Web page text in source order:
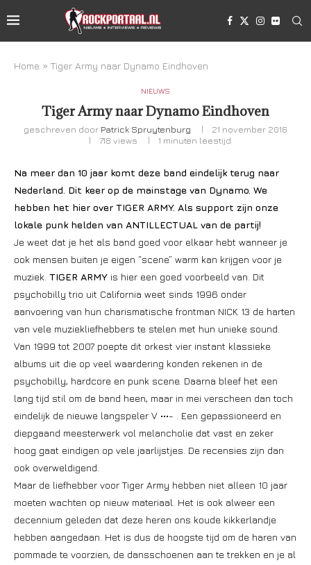
Home » Tiger Army naar Dynamo Eindhoven
NIEUWS
Tiger Army naar Dynamo Eindhoven
geschreven door Patrick Spruytenburg
21 november 2016
718 views 1 minuten leestijd
Na meer dan 10 jaar komt deze band eindelijk terug naar
Nederland. Dit keer op de mainstage van Dynamo. We
hebben het hier over TIGER ARMY. Als support zijn onze
lokale punk helden van ANTILLECTUAL van de partij!
Je weet dat je het als band goed voor elkaar hebt wanneer je
ook mensen buiten je eigen “scene” warm kan krijgen voor je
muziek. TIGER ARMY is hier een goed voorbeeld van. Dit
psychobilly trio uit California weet sinds 1996 onder
aanvoering van hun charismatische frontman NICK 13 de harten
van vele muziekliefhebbers te stelen met hun unieke sound.
Van 1999 tot 2007 poepte dit orkest vier instant klassieke
albums uit die op veel waardering konden rekenen in de
psychobilly, hardcore en punk scene. Daarna bleef het een
lang tijd stil om de band heen, maar in mei verscheen dan toch
eindelijk de nieuwe langspeler V •••- . Een gepassioneerd en
diepgaand meesterwerk vol melancholie dat vast en zeker
hoog gaat eindigen op vele jaarlijstjes. De recensies zijn dan
ook overweldigend.
Maar de liefhebber voor Tiger Army hebben niet alleen 10 jaar
moeten wachten op nieuw materiaal. Het is ook alweer een
decennium geleden dat deze heren ons koude kikkerlandje
hebben aangedaan. Het is dus de hoogste tijd om de haren van
pommade te voorzien, de dansschoenen aan te trekken en je al